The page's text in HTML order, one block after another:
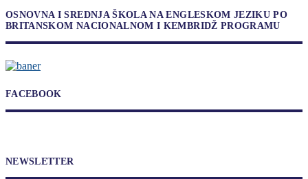
OSNOVNA I SREDNJA ŠKOLA NA ENGLESKOM JEZIKU PO
BRITANSKOM NACIONALNOM I KEMBRIDŽ PROGRAMU
FACEBOOK
NEWSLETTER